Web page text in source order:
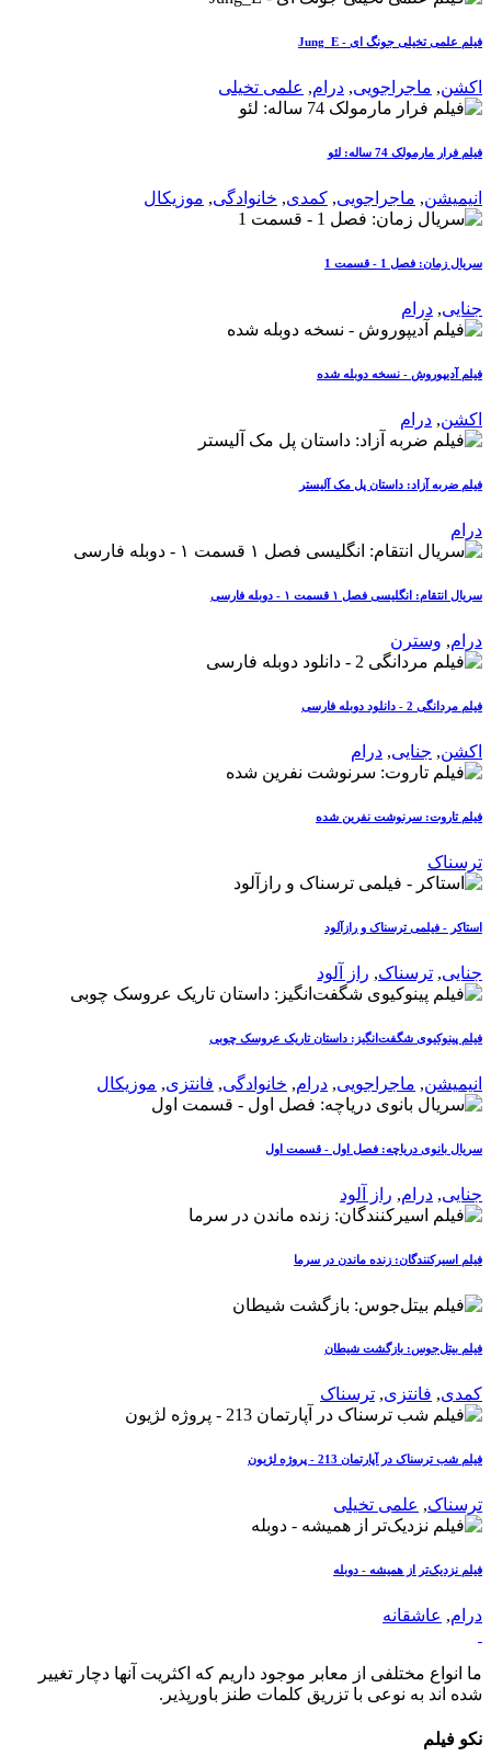
فیلم علمی تخیلی جونگ ای - Jung_E
اکشن, ماجراجویی, درام, علمی تخیلی
فیلم فرار مارمولک 74 ساله: لئو
انیمیشن, ماجراجویی, کمدی, خانوادگی, موزیکال
سریال زمان: فصل 1 - قسمت 1
جنایی, درام
فیلم آدیپوروش - نسخه دوبله شده
اکشن, درام
فیلم ضربه آزاد: داستان پل مک آلیستر
درام
سریال انتقام: انگلیسی فصل ۱ قسمت ۱ - دوبله فارسی
درام, وسترن
فیلم مردانگی 2 - دانلود دوبله فارسی
اکشن, جنایی, درام
فیلم تاروت: سرنوشت نفرین شده
ترسناک
استاکر - فیلمی ترسناک و رازآلود
جنایی, ترسناک, راز آلود
فیلم پینوکیوی شگفت‌انگیز: داستان تاریک عروسک چوبی
انیمیشن, ماجراجویی, درام, خانوادگی, فانتزی, موزیکال
سریال بانوی دریاچه: فصل اول - قسمت اول
جنایی, درام, راز آلود
فیلم اسیرکنندگان: زنده ماندن در سرما
فیلم بیتل‌جوس: بازگشت شیطان
کمدی, فانتزی, ترسناک
فیلم شب ترسناک در آپارتمان 213 - پروژه لژیون
ترسناک, علمی تخیلی
فیلم نزدیک‌تر از همیشه - دوبله
درام, عاشقانه
ما انواع مختلفی از معابر موجود داریم که اکثریت آنها دچار تغییر
شده اند به نوعی با تزریق کلمات طنز باورپذیر.
نکو فیلم